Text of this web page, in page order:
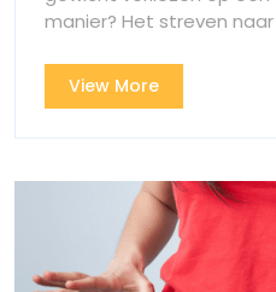
manier? Het streven
View MoreView
More